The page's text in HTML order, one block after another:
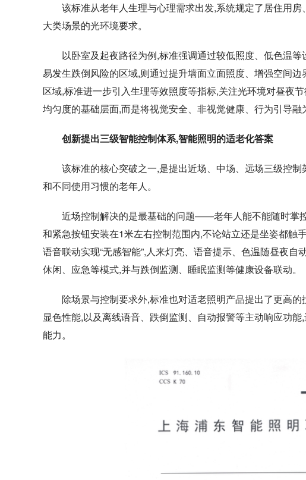
该标准从老年人生理与心理需求出发,系统规定了居住用
大类场景的光环境要求。
以卧室及起夜路径为例,标准强调通过较低照度、低色温
易发生跌倒风险的区域,则通过提升墙面立面照度、增强空间
区域,标准进一步引入生理等效照度等指标,关注光环境对昼夜
均匀度的基础层面,而是将视觉安全、非视觉健康、行为引导融
创新提出三级智能控制体系,智能照明的适老化答案
该标准的核心突破之一,是提出近场、中场、远场三级控
和不同使用习惯的老年人。
近场控制解决的是最基础的问题——老年人能不能随时掌
和紧急按钮安装在1米左右控制范围内,不论站立还是坐姿都触
语音联动实现“无感智能”,人来灯亮、语音提示、色温随昼夜自
休闲、应急等模式,并与跌倒监测、睡眠监测等健康设备联动。
除场景与控制要求外,标准也对适老照明产品提出了更高
显色性能,以及离线语音、跌倒监测、自动报警等主动响应功
能力。